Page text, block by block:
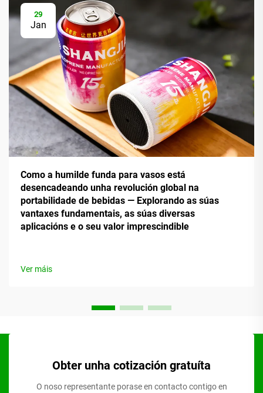
29
Jan
Como a humilde funda para vasos está
desencadeando unha revolución global na
portabilidade de bebidas — Explorando as súas
vantaxes fundamentais, as súas diversas
aplicacións e o seu valor imprescindible
Ver máis
Obter unha cotización gratuíta
O noso representante porase en contacto contigo en